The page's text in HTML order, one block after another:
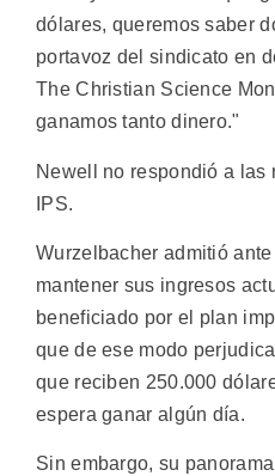
dólares, queremos saber
portavoz del sindicato en
The Christian Science
ganamos tanto dinero."
Newell no respondió a las
IPS.
Wurzelbacher admitió
mantener sus ingresos
beneficiado por el plan
que de ese modo
que reciben 250.000
espera ganar algún día.
Sin embargo, su